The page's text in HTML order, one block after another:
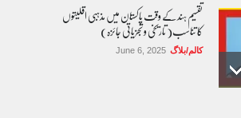
تقسیم ہند کے وقت پاکستان میں مذہبی اقلیتوں
کا تناسب( تاریخی و تجزیاتی جائزہ)
کالم/بلاگ June 6, 2025